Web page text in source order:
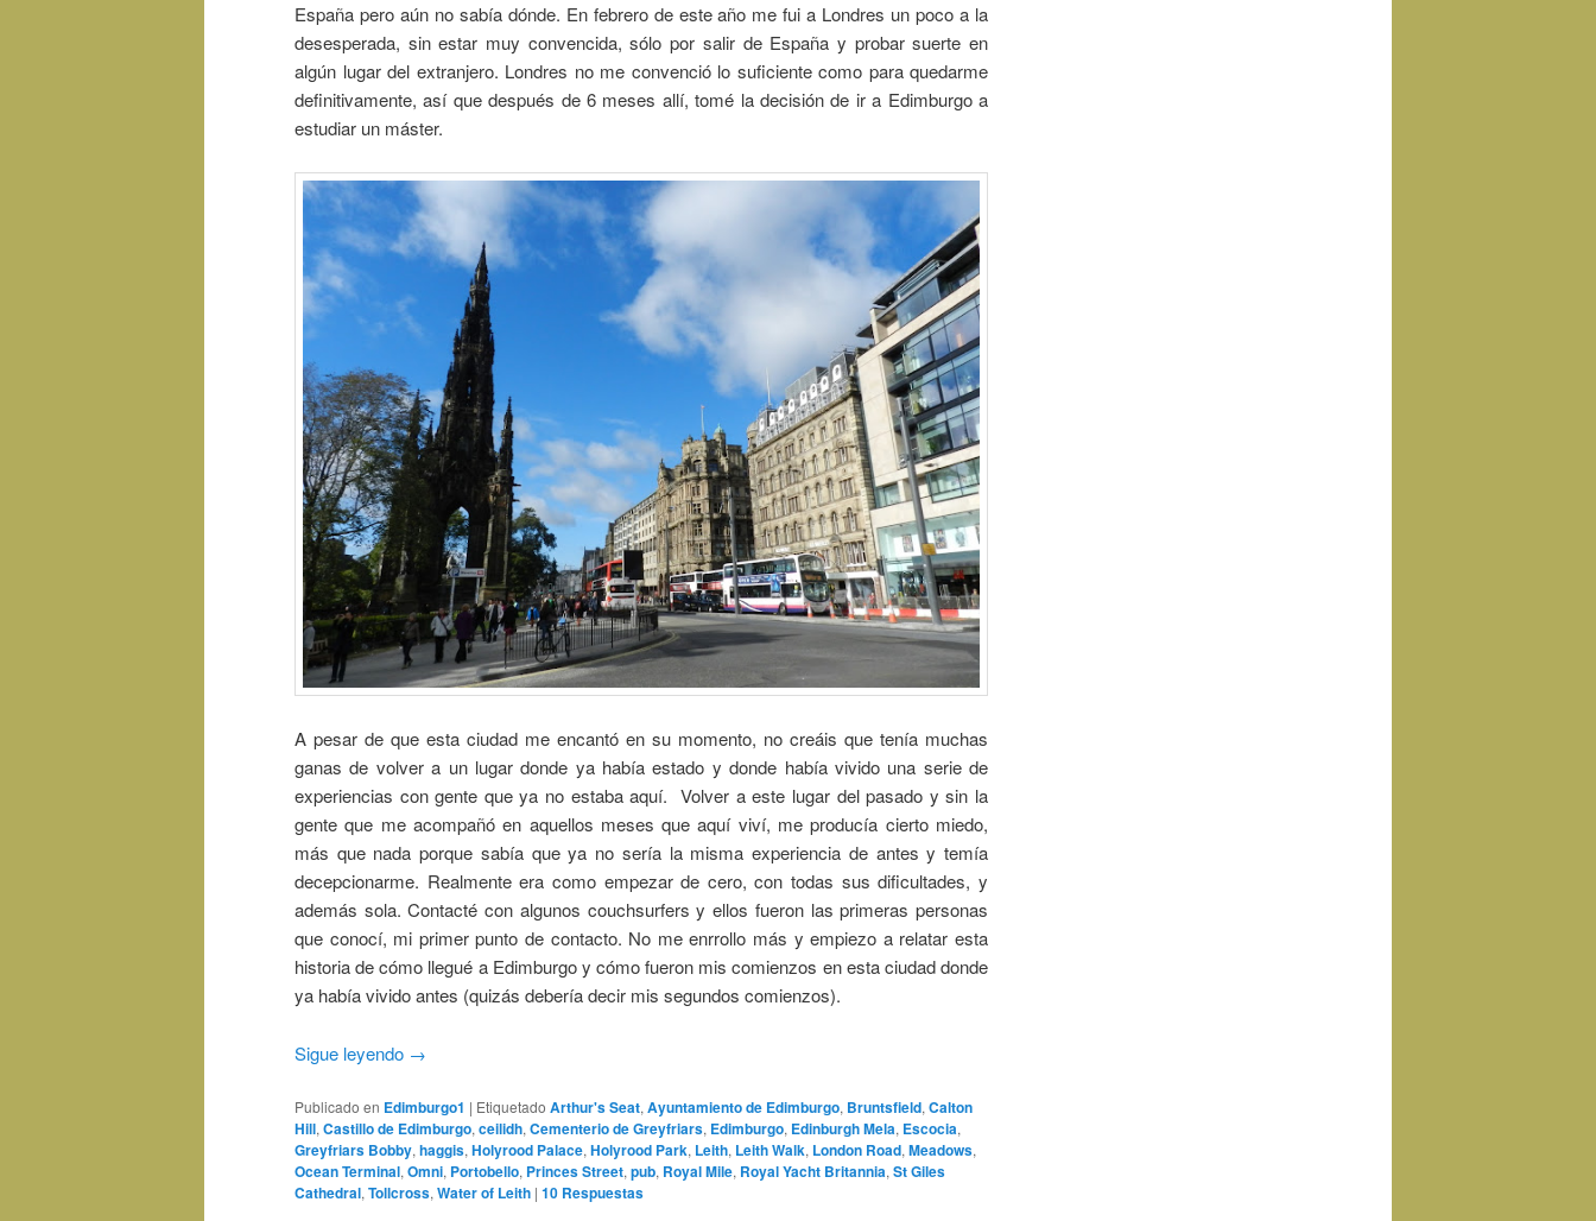
España pero aún no sabía dónde. En febrero de este año me fui a Londres un poco a la
desesperada, sin estar muy convencida, sólo por salir de España y probar suerte en
algún lugar del extranjero. Londres no me convenció lo suficiente como para quedarme
definitivamente, así que después de 6 meses allí, tomé la decisión de ir a Edimburgo a
estudiar un máster.
A pesar de que esta ciudad me encantó en su momento, no creáis que tenía muchas
ganas de volver a un lugar donde ya había estado y donde había vivido una serie de
experiencias con gente que ya no estaba aquí. Volver a este lugar del pasado y sin la
gente que me acompañó en aquellos meses que aquí viví, me producía cierto miedo,
más que nada porque sabía que ya no sería la misma experiencia de antes y temía
decepcionarme. Realmente era como empezar de cero, con todas sus dificultades, y
además sola. Contacté con algunos couchsurfers y ellos fueron las primeras personas
que conocí, mi primer punto de contacto. No me enrrollo más y empiezo a relatar esta
historia de cómo llegué a Edimburgo y cómo fueron mis comienzos en esta ciudad donde
ya había vivido antes (quizás debería decir mis segundos comienzos).
Sigue leyendo →
Publicado en Edimburgo1 | Etiquetado Arthur's Seat, Ayuntamiento de Edimburgo, Bruntsfield, Calton
Hill, Castillo de Edimburgo, ceilidh, Cementerio de Greyfriars, Edimburgo, Edinburgh Mela, Escocia,
Greyfriars Bobby, haggis, Holyrood Palace, Holyrood Park, Leith, Leith Walk, London Road, Meadows,
Ocean Terminal, Omni, Portobello, Princes Street, pub, Royal Mile, Royal Yacht Britannia, St Giles
Cathedral, Tollcross, Water of Leith | 10 Respuestas